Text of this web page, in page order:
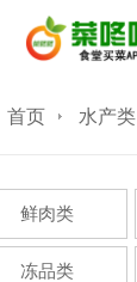
首页 水产类
鲜肉类
冻品类